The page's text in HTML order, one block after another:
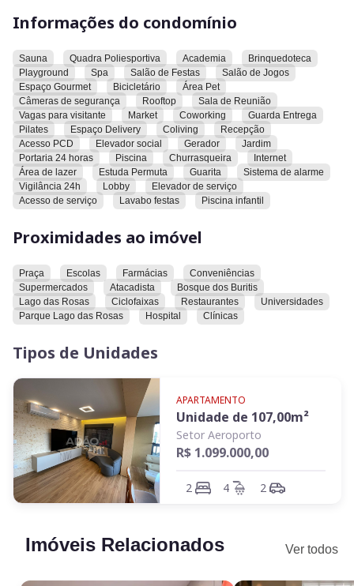
jogos, espaço gourmet, bicicletário, área pet, câmeras de
market, coworking, guarda entrega, pilates, espaço delivery,
coliving, recepção, acesso pcd, elevador social, gerador,
jardim, portaria 24 horas, piscina, churrasqueira, internet,
área de lazer, estuda permuta, guarita, sistema de alarme,
vigilância 24h, lobby, elevador de serviço, acesso de serviço,
lavabo festas e piscina infantil.
O imóvel está próximo a uma praça, escolas, farmácias,
conveniências, supermercados, atacadista, Bosque dos
Buritis, Lago das Rosas, ciclofaixas, restaurantes,
suas características e comodidades.
Informações do condomínio
Sauna Quadra Poliesportiva Academia
Brinquedoteca
Playground
Spa Salão de Festas
Salão de Jogos
Espaço Gourmet
Bicicletário
Área Pet
Câmeras de segurança
Rooftop
Sala de Reunião
Vagas para visitante
Market Coworking
Guarda Entrega
Pilates
Espaço Delivery Coliving
Recepção
Acesso PCD
Elevador social Gerador
Jardim
Portaria 24 horas
Piscina Churrasqueira
Internet
Área de lazer
Estuda Permuta Guarita
Sistema de alarme
Vigilância 24h
Lobby
Elevador de serviço
Acesso de serviço
Lavabo festas Piscina infantil
Proximidades ao imóvel
Praça Escolas Farmácias
Conveniências
Supermercados
Atacadista
Bosque dos Buritis
Lago das Rosas
Ciclofaixas Restaurantes
Universidades
Parque Lago das Rosas
Hospital Clínicas
Tipos de Unidades
APARTAMENTO
Unidade de 107,00m²
Setor Aeroporto
R$ 1.099.000,00
2 4 2
Imóveis Relacionados Ver todos